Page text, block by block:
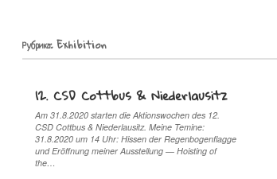
Рубрика:Exhibition
12. CSD Cottbus & Niederlausitz
Am 31.8.2020 starten die Aktionswochen des 12.
CSD Cottbus & Niederlausitz. Meine Temine:
31.8.2020 um 14 Uhr: Hissen der Regenbogenflagge
und Eröffnung meiner Ausstellung — Hoisting of
the…